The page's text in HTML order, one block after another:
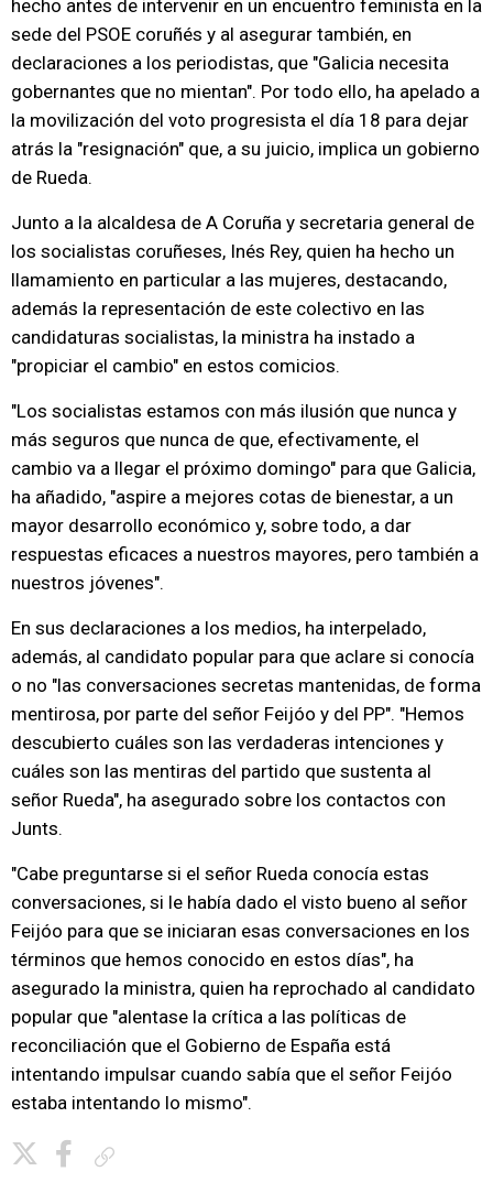
hecho antes de intervenir en un encuentro feminista en la
sede del PSOE coruñés y al asegurar también, en
declaraciones a los periodistas, que "Galicia necesita
gobernantes que no mientan". Por todo ello, ha apelado a
la movilización del voto progresista el día 18 para dejar
atrás la "resignación" que, a su juicio, implica un gobierno
de Rueda.
Junto a la alcaldesa de A Coruña y secretaria general de
los socialistas coruñeses, Inés Rey, quien ha hecho un
llamamiento en particular a las mujeres, destacando,
además la representación de este colectivo en las
candidaturas socialistas, la ministra ha instado a
"propiciar el cambio" en estos comicios.
"Los socialistas estamos con más ilusión que nunca y
más seguros que nunca de que, efectivamente, el
cambio va a llegar el próximo domingo" para que Galicia,
ha añadido, "aspire a mejores cotas de bienestar, a un
mayor desarrollo económico y, sobre todo, a dar
respuestas eficaces a nuestros mayores, pero también a
nuestros jóvenes".
En sus declaraciones a los medios, ha interpelado,
además, al candidato popular para que aclare si conocía
o no "las conversaciones secretas mantenidas, de forma
mentirosa, por parte del señor Feijóo y del PP". "Hemos
descubierto cuáles son las verdaderas intenciones y
cuáles son las mentiras del partido que sustenta al
señor Rueda", ha asegurado sobre los contactos con
Junts.
"Cabe preguntarse si el señor Rueda conocía estas
conversaciones, si le había dado el visto bueno al señor
Feijóo para que se iniciaran esas conversaciones en los
términos que hemos conocido en estos días", ha
asegurado la ministra, quien ha reprochado al candidato
popular que "alentase la crítica a las políticas de
reconciliación que el Gobierno de España está
intentando impulsar cuando sabía que el señor Feijóo
estaba intentando lo mismo".